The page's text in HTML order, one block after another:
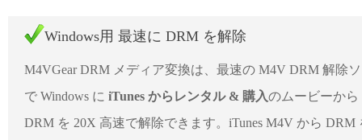
Windows用 最速に DRM を解除
M4VGear DRM メディア変換は、最速の M4V DRM 解除
で Windows に iTunes からレンタル & 購入のムービーから
DRM を 20X 高速で解除できます。iTunes M4V から DRM